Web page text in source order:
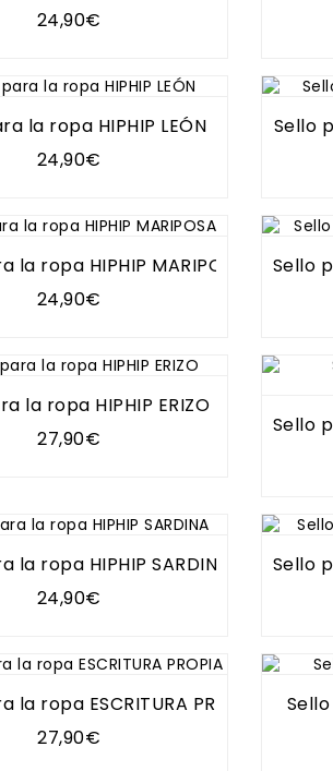
24,90€
la ropa HIPHIP LEÓN
24,90€
Sello
la ropa HIPHIP MARIPOSA
24,90€
Sello
la ropa HIPHIP ERIZO
27,90€
Sello
la ropa HIPHIP SARDINA
24,90€
Sello
la ropa ESCRITURA PROPIA
27,90€